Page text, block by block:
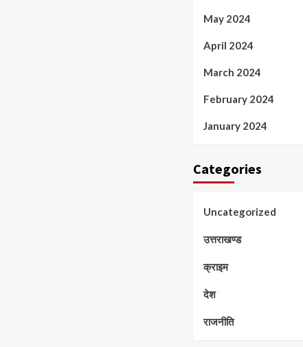
May 2024
April 2024
March 2024
February 2024
January 2024
Categories
Uncategorized
उत्तराखण्ड
क्राइम
देश
राजनीति